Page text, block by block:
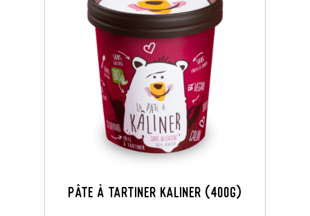
Pâte À Tartiner KALINER (400G)